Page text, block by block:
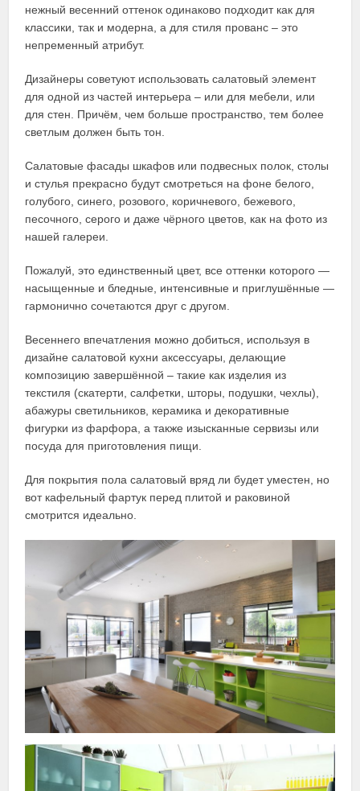
нежный весенний оттенок одинаково подходит как для
классики, так и модерна, а для стиля прованс – это
непременный атрибут.
Дизайнеры советуют использовать салатовый элемент
для одной из частей интерьера – или для мебели, или
для стен. Причём, чем больше пространство, тем более
светлым должен быть тон.
Салатовые фасады шкафов или подвесных полок, столы
и стулья прекрасно будут смотреться на фоне белого,
голубого, синего, розового, коричневого, бежевого,
песочного, серого и даже чёрного цветов, как на фото из
нашей галереи.
Пожалуй, это единственный цвет, все оттенки которого —
насыщенные и бледные, интенсивные и приглушённые —
гармонично сочетаются друг с другом.
Весеннего впечатления можно добиться, используя в
дизайне салатовой кухни аксессуары, делающие
композицию завершённой – такие как изделия из
текстиля (скатерти, салфетки, шторы, подушки, чехлы),
абажуры светильников, керамика и декоративные
фигурки из фарфора, а также изысканные сервизы или
посуда для приготовления пищи.
Для покрытия пола салатовый вряд ли будет уместен, но
вот кафельный фартук перед плитой и раковиной
смотрится идеально.